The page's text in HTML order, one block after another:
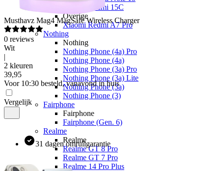
Xiaomi Redmi 15C
Overige
Xiaomi Redmi A7 Pro
Nothing
Nothing
Nothing Phone (4a) Pro
Nothing Phone (4a)
Nothing Phone (3a) Pro
Nothing Phone (3a) Lite
Nothing Phone (3a)
Nothing Phone (3)
Fairphone
Fairphone
Fairphone (Gen. 6)
Realme
Realme
Realme GT 8 Pro
Realme GT 7 Pro
Realme 14 Pro Plus
Musthavz Mag4 MagSafe Wireless Charger
0 reviews
Wit
|
2 kleuren
39,95
Voor 10:30 besteld, vanavond in huis
Vergelijk
31 dagen omruilgarantie